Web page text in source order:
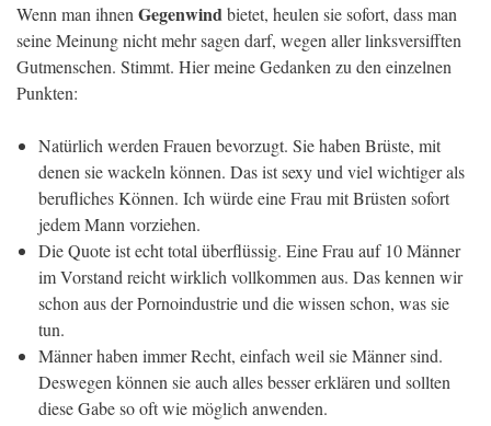
Wenn man ihnen Gegenwindbietet, heulen sie sofort, dass man
seine Meinung nicht mehr sagen darf, wegen aller linksversifften
Gutmenschen. Stimmt. Hier meine Gedanken zu den einzelnen
Punkten:
Natürlich werden Frauen bevorzugt. Sie haben Brüste, mit
denen sie wackeln können. Das ist sexy und viel wichtiger als
berufliches Können. Ich würde eine Frau mit Brüsten sofort
jedem Mann vorziehen.
Die Quote ist echt total überflüssig. Eine Frau auf 10 Männer
im Vorstand reicht wirklich vollkommen aus. Das kennen wir
schon aus der Pornoindustrie und die wissen schon, was sie
tun.
Männer haben immer Recht, einfach weil sie Männer sind.
Deswegen können sie auch alles besser erklären und sollten
diese Gabe so oft wie möglich anwenden.